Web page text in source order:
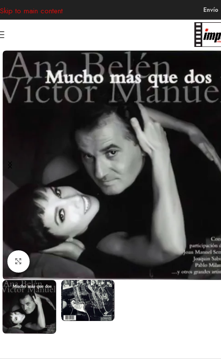
Skip to main content
Clic para ampliar